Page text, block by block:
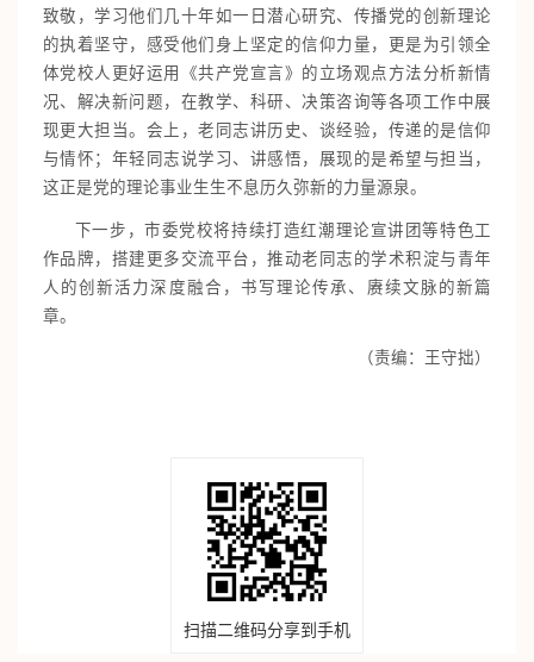
致敬，学习他们几十年如一日潜心研究、传播党的创新理论
的执着坚守，感受他们身上坚定的信仰力量，更是为引领全
体党校人更好运用《共产党宣言》的立场观点方法分析新情
况、解决新问题，在教学、科研、决策咨询等各项工作中展
现更大担当。会上，老同志讲历史、谈经验，传递的是信仰
与情怀；年轻同志说学习、讲感悟，展现的是希望与担当，
这正是党的理论事业生生不息历久弥新的力量源泉。
下一步，市委党校将持续打造红潮理论宣讲团等特色工
作品牌，搭建更多交流平台，推动老同志的学术积淀与青年
人的创新活力深度融合，书写理论传承、赓续文脉的新篇
章。
（责编：王守拙）
扫描二维码分享到手机